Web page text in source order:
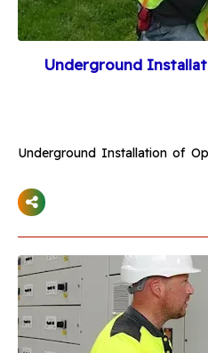
Underground
Underground Installation of